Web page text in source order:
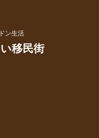
ン生活
移民街